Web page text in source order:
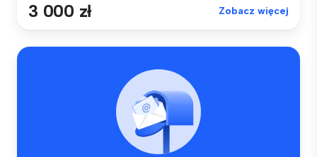
3 000 zł Zobacz więcej